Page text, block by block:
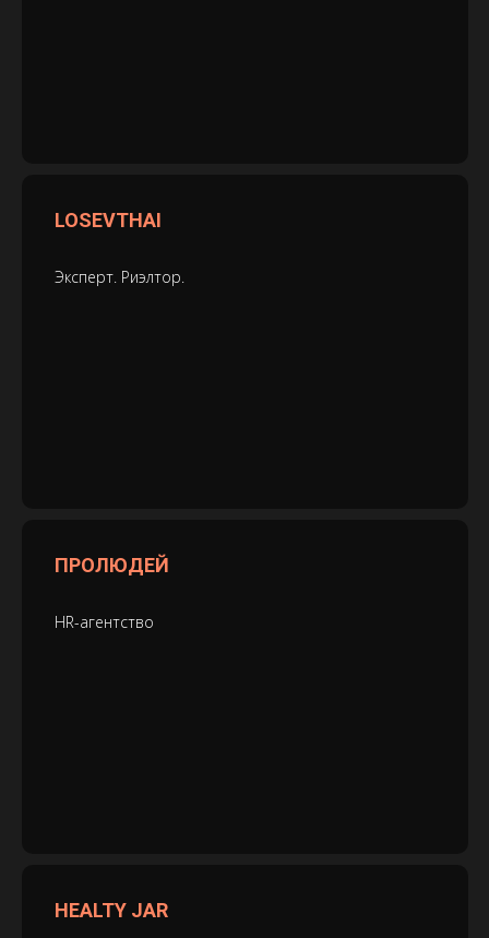
LOSEVTHAI
Эксперт. Риэлтор.
ПРОЛЮДЕЙ
HR-агентство
HEALTY JAR